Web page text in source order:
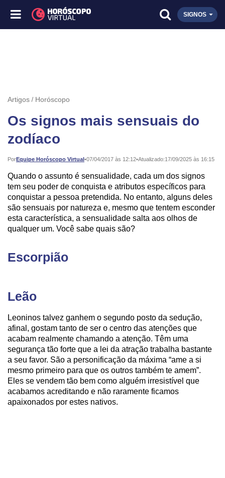
SIGNOS
Artigos Horóscopo
Os signos mais sensuais do
zodíaco
PorEquipe Horóscopo Virtual•
Publicado: 07/04/2017 às 12:12•Atualizado:17/09/2025 às 16:15
Quando o assunto é sensualidade, cada um dos signos
tem seu poder de conquista e atributos específicos para
conquistar a pessoa pretendida. No entanto, alguns deles
são sensuais por natureza e, mesmo que tentem esconder
esta característica, a sensualidade salta aos olhos de
qualquer um. Você sabe quais são?
Escorpião
Leão
Leoninos talvez ganhem o segundo posto da sedução,
afinal, gostam tanto de ser o centro das atenções que
acabam realmente chamando a atenção. Têm uma
segurança tão forte que a lei da atração trabalha bastante
a seu favor. São a personificação da máxima “ame a si
mesmo primeiro para que os outros também te amem”.
Eles se vendem tão bem como alguém irresistível que
acabamos acreditando e não raramente ficamos
apaixonados por estes nativos.